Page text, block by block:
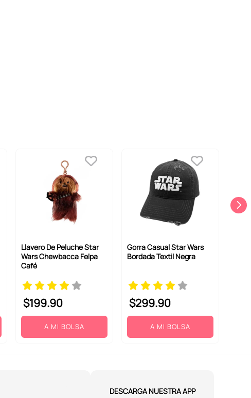
Llavero De Peluche Star
Wars Chewbacca Felpa
Café
$199.90
A MI BOLSA
Gorra Casual Star Wars
Bordada Textil Negra
$299.90
A MI BOLSA
DESCARGA NUESTRA APP